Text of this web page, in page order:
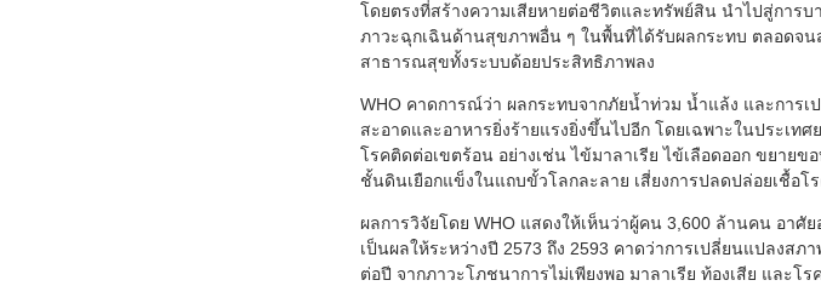
โดยตรงที่สร้างความเสียหายต่อชีวิตและทรัพย์สิน นำไปสู่การ
ภาวะฉุกเฉินด้านสุขภาพอื่น ๆ ในพื้นที่ได้รับผลกระทบ ตลอดจ
สาธารณสุขทั้งระบบด้อยประสิทธิภาพลง
WHO คาดการณ์ว่า ผลกระทบจากภัยน้ำท่วม น้ำแล้ง และการ
สะอาดและอาหารยิ่งร้ายแรงยิ่งขึ้นไปอีก โดยเฉพาะในประเท
โรคติดต่อเขตร้อน อย่างเช่น ไข้มาลาเรีย ไข้เลือดออก ขยา
ชั้นดินเยือกแข็งในแถบขั้วโลกละลาย เสี่ยงการปลดปล่อยเชื้อ
ผลการวิจัยโดย WHO แสดงให้เห็นว่าผู้คน 3,600 ล้านคน อาศั
เป็นผลให้ระหว่างปี 2573 ถึง 2593 คาดว่าการเปลี่ยนแปลงส
ต่อปี จากภาวะโภชนาการไม่เพียงพอ มาลาเรีย ท้องเสีย และโ